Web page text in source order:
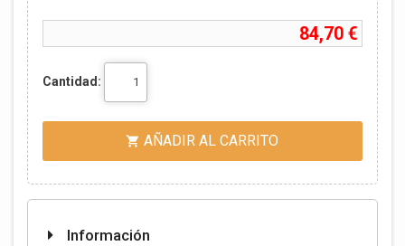
84,70 €
Cantidad:
 AÑADIR AL CARRITO
Información